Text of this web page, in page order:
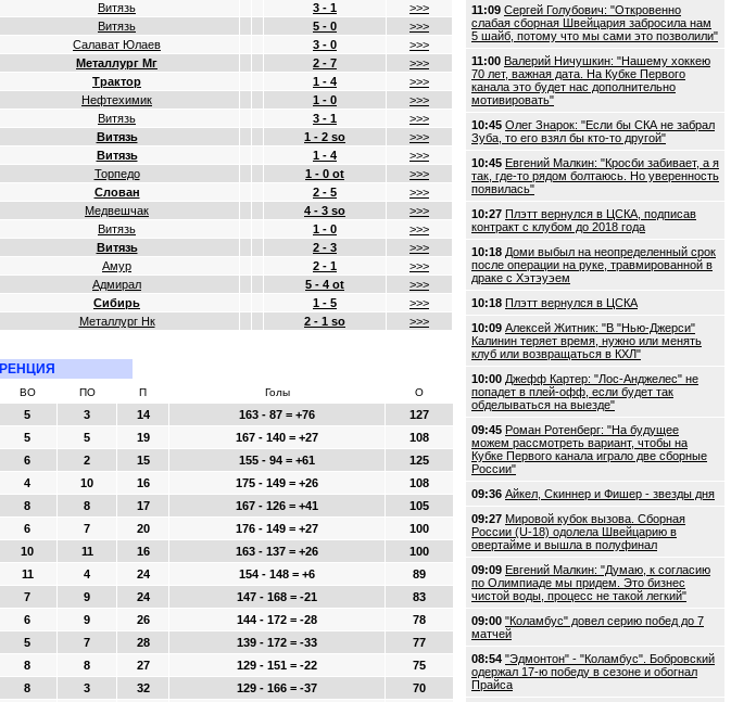
Витязь 3 - 1
>>>
Витязь 5 - 0
>>>
Салават Юлаев 3 - 0
>>>
Металлург Мг 2 - 7
>>>
Трактор 1 - 4
>>>
Нефтехимик 1 - 0
>>>
Витязь 3 - 1
>>>
Витязь 1 - 2 so
>>>
Витязь 1 - 4
>>>
Торпедо 1 - 0 ot
>>>
Слован 2 - 5
>>>
Медвешчак 4 - 3 so
>>>
Витязь 1 - 0
>>>
Витязь 2 - 3
>>>
Амур 2 - 1
>>>
Адмирал 5 - 4 ot
>>>
Сибирь 1 - 5
>>>
Металлург Нк 2 - 1 so >>>
ВО ПО П Голы О
5 3 14 163 - 87 = +76
127
5 5 19 167 - 140 = +27
108
6 2 15 155 - 94 = +61
125
4 10 16 175 - 149 = +26
108
8 8 17 167 - 126 = +41
105
6 7 20 176 - 149 = +27
100
10 11 16 163 - 137 = +26
100
11 4 24 154 - 148 = +6
89
7 9 24 147 - 168 = -21
83
6 9 26 144 - 172 = -28
78
5 7 28 139 - 172 = -33
77
8 8 27 129 - 151 = -22
75
8 3 32 129 - 166 = -37
70
11:09 Сергей Голубович: "Откровенно
слабая сборная Швейцария забросила нам
5 шайб, потому что мы сами это позволили"
11:00 Валерий Ничушкин: "Нашему хоккею
70 лет, важная дата. На Кубке Первого
канала это будет нас дополнительно
мотивировать"
10:45 Олег Знарок: "Если бы СКА не забрал
Зуба, то его взял бы кто-то другой"
10:45 Евгений Малкин: "Кросби забивает, а я
так, где-то рядом болтаюсь. Но уверенность
появилась"
10:27 Плэтт вернулся в ЦСКА, подписав
контракт с клубом до 2018 года
10:18 Доми выбыл на неопределенный срок
после операции на руке, травмированной в
драке с Хэтэуэем
10:18 Плэтт вернулся в ЦСКА
10:09 Алексей Житник: "В "Нью-Джерси"
Калинин теряет время, нужно или менять
клуб или возвращаться в КХЛ"
10:00 Джефф Картер: "Лос-Анджелес" не
попадет в плей-офф, если будет так
обделываться на выезде"
09:45 Роман Ротенберг: "На будущее
можем рассмотреть вариант, чтобы на
Кубке Первого канала играло две сборные
России"
09:36 Айкел, Скиннер и Фишер - звезды дня
09:27 Мировой кубок вызова. Сборная
России (U-18) одолела Швейцарию в
овертайме и вышла в полуфинал
09:09 Евгений Малкин: "Думаю, к согласию
по Олимпиаде мы придем. Это бизнес
чистой воды, процесс не такой легкий"
09:00 "Коламбус" довел серию побед до 7
матчей
08:54 "Эдмонтон" - "Коламбус". Бобровский
одержал 17-ю победу в сезоне и обогнал
Прайса